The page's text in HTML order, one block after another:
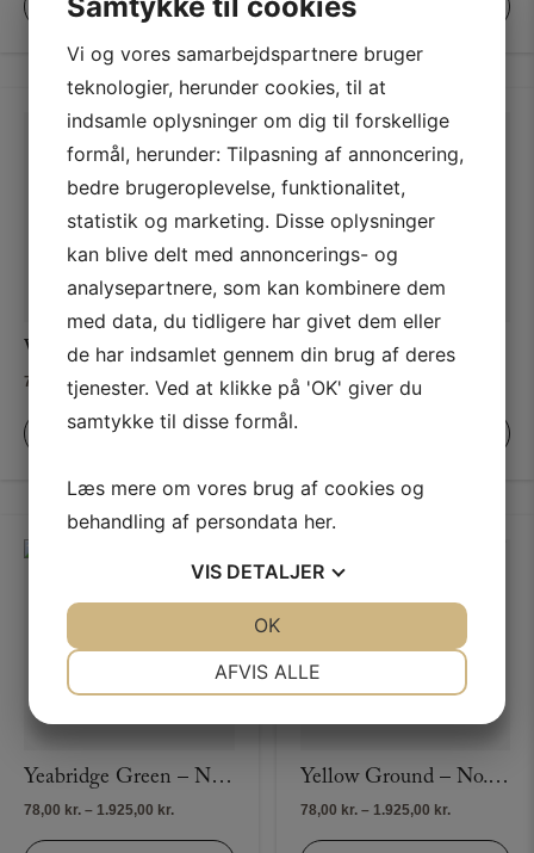
1.925,00 kr.
VÆLG MULIGHEDER
1.925,00 kr.
VÆLG MULIGHEDER
Wine Dark – No. 308
78,00 kr. – 1.925,00kr.Prisinterval:
til
VÆLG MULIGHEDER
Worsted – No. 284
78,00kr. – 1.925,00
1.925,00 kr.
Yeabridge Green – No. 287
78,00 kr. – 1.925,00 kr.Prisinterval:
Yellow Ground – No. 218
78,00 kr. – 1.925,00 kr.Prisinterval:
Vi og vores samarbejdspartnere bruger
teknologier, herunder cookies, til at
indsamle oplysninger om dig til forskellige
formål, herunder: Tilpasning af annoncering,
bedre brugeroplevelse, funktionalitet,
statistik og marketing. Disse oplysninger
kan blive delt med annoncerings- og
analysepartnere, som kan kombinere dem
med data, du tidligere har givet dem eller
de har indsamlet gennem din brug af deres
tjenester. Ved at klikke på 'OK' giver du
samtykke til disse formål.
Læs mere om vores brug af cookies og
behandling af persondata her.
VIS DETALJER
AFVIS ALLE
OK